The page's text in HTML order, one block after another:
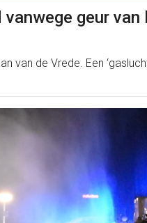
geur van
van de Vrede. Een